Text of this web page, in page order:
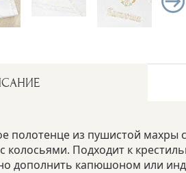
полотенце из пушистой махры
колосьями. Подходит к
дополнить капюшоном или